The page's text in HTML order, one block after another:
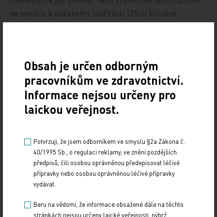
ve směru k ostatním složkám IZS či krizové
organizována ZZS i v okolních zemích, kde o
organizaci ZZS rozhodují spolkové země, kraje
nebo svazky měst a ministerstva plní pouze
koordinační funkci (Rakousko, Sasko, Bavorsko,
Komerční vlivy u záchranky jsou z principu
vyloučeny
Nerozumím též vyjádření ČLK: „Jde tady o
působení komerčních vlivů." V situaci, kdy ZZS
Obsah je určen odborným
pracovníkům ve zdravotnictví.
Informace nejsou určeny pro
laickou veřejnost.
Potvrzuji, že jsem odborníkem ve smyslu §2a Zákona č.
40/1995 Sb., o regulaci reklamy, ve znění pozdějších
předpisů, čili osobou oprávněnou předepisovat léčivé
přípravky nebo osobou oprávněnou léčivé přípravky
vydávat.
Beru na vědomí, že informace obsažené dále na těchto
stránkách nejsou určeny laické veřejnosti, nýbrž